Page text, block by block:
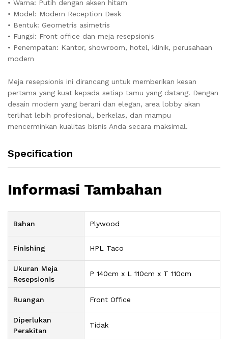
• Warna: Putih dengan aksen hitam
• Model: Modern Reception Desk
• Bentuk: Geometris asimetris
• Fungsi: Front office dan meja resepsionis
• Penempatan: Kantor, showroom, hotel, klinik, perusahaan
modern
Meja resepsionis ini dirancang untuk memberikan kesan
pertama yang kuat kepada setiap tamu yang datang. Dengan
desain modern yang berani dan elegan, area lobby akan
terlihat lebih profesional, berkelas, dan mampu
mencerminkan kualitas bisnis Anda secara maksimal.
Specification
Informasi Tambahan
Bahan Plywood
Finishing HPL Taco
Ukuran Meja
Resepsionis
P 140cm x L 110cm x T 110cm
Ruangan Front Office
Diperlukan
Perakitan
Tidak